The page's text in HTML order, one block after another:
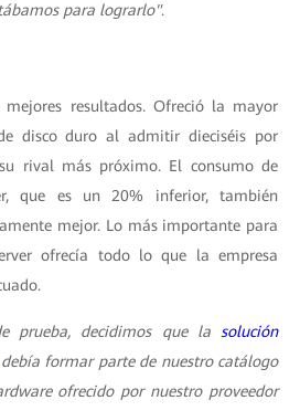
para lograrlo".
mejores resultados. Ofreció la mayor
disco duro al admitir dieciséis por
rival más próximo. El consumo de
que es un 20% inferior, también
mejor. Lo más importante para
ofrecía todo lo que la empresa
prueba, decidimos que la solución
formar parte de nuestro catálogo
ofrecido por nuestro proveedor